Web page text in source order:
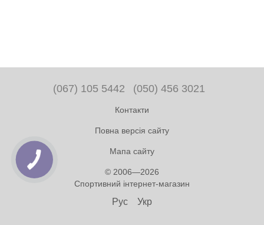
(067) 105 5442 (050) 456 3021
Контакти
Повна версія сайту
Мапа сайту
© 2006—2026
Спортивний інтернет-магазин
Рус Укр